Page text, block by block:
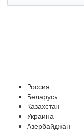
Россия
Беларусь
Казахстан
Украина
Азербайджан